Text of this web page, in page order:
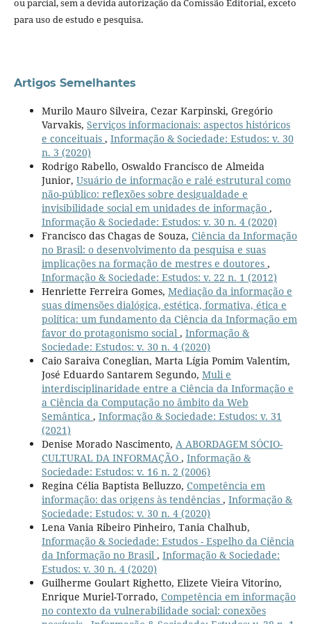
ou parcial, sem a devida autorização da Comissão Editorial, exceto
para uso de estudo e pesquisa.
Artigos Semelhantes
Murilo Mauro Silveira, Cezar Karpinski, Gregório
Varvakis, Serviços informacionais: aspectos históricos
e conceituais , Informação & Sociedade: Estudos: v. 30
n. 3 (2020)
Rodrigo Rabello, Oswaldo Francisco de Almeida
Junior, Usuário de informação e ralé estrutural como
não-público: reflexões sobre desigualdade e
invisibilidade social em unidades de informação ,
Informação & Sociedade: Estudos: v. 30 n. 4 (2020)
Francisco das Chagas de Souza, Ciência da Informação
no Brasil: o desenvolvimento da pesquisa e suas
implicações na formação de mestres e doutores ,
Informação & Sociedade: Estudos: v. 22 n. 1 (2012)
Henriette Ferreira Gomes, Mediação da informação e
suas dimensões dialógica, estética, formativa, ética e
política: um fundamento da Ciência da Informação em
favor do protagonismo social , Informação &
Sociedade: Estudos: v. 30 n. 4 (2020)
Caio Saraiva Coneglian, Marta Lígia Pomim Valentim,
José Eduardo Santarem Segundo, Muli e
interdisciplinaridade entre a Ciência da Informação e
a Ciência da Computação no âmbito da Web
Semântica , Informação & Sociedade: Estudos: v. 31
(2021)
Denise Morado Nascimento, A ABORDAGEM SÓCIO-
CULTURAL DA INFORMAÇÃO , Informação &
Sociedade: Estudos: v. 16 n. 2 (2006)
Regina Célia Baptista Belluzzo, Competência em
informação: das origens às tendências , Informação &
Sociedade: Estudos: v. 30 n. 4 (2020)
Lena Vania Ribeiro Pinheiro, Tania Chalhub,
Informação & Sociedade: Estudos - Espelho da Ciência
da Informação no Brasil , Informação & Sociedade:
Estudos: v. 30 n. 4 (2020)
Guilherme Goulart Righetto, Elizete Vieira Vitorino,
Enrique Muriel-Torrado, Competência em informação
no contexto da vulnerabilidade social: conexões